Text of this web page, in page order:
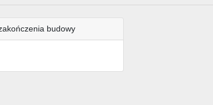
budowy